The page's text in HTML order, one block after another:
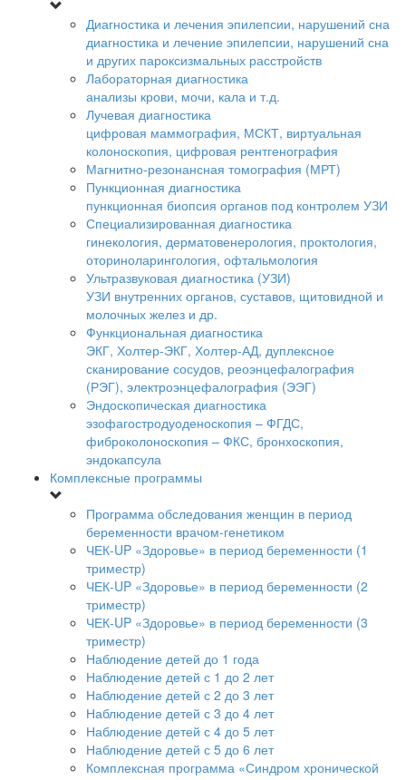
Диагностика и лечения эпилепсии, нарушений сна
диагностика и лечение эпилепсии, нарушений сна
и других пароксизмальных расстройств
Лабораторная диагностика
анализы крови, мочи, кала и т.д.
Лучевая диагностика
цифровая маммография, МСКТ, виртуальная
колоноскопия, цифровая рентгенография
Магнитно-резонансная томография (МРТ)
Пункционная диагностика
пункционная биопсия органов под контролем УЗИ
Специализированная диагностика
гинекология, дерматовенерология, проктология,
оториноларингология, офтальмология
Ультразвуковая диагностика (УЗИ)
УЗИ внутренних органов, суставов, щитовидной и
молочных желез и др.
Функциональная диагностика
ЭКГ, Холтер-ЭКГ, Холтер-АД, дуплексное
сканирование сосудов, реоэнцефалография
(РЭГ), электроэнцефалография (ЭЭГ)
Эндоскопическая диагностика
эзофагостродуоденоскопия – ФГДС,
фиброколоноскопия – ФКС, бронхоскопия,
эндокапсула
Комплексные программы
Программа обследования женщин в период
беременности врачом-генетиком
ЧЕК-UP «Здоровье» в период беременности (1
триместр)
ЧЕК-UP «Здоровье» в период беременности (2
триместр)
ЧЕК-UP «Здоровье» в период беременности (3
триместр)
Наблюдение детей до 1 года
Наблюдение детей с 1 до 2 лет
Наблюдение детей с 2 до 3 лет
Наблюдение детей с 3 до 4 лет
Наблюдение детей с 4 до 5 лет
Наблюдение детей с 5 до 6 лет
Комплексная программа «Синдром хронической